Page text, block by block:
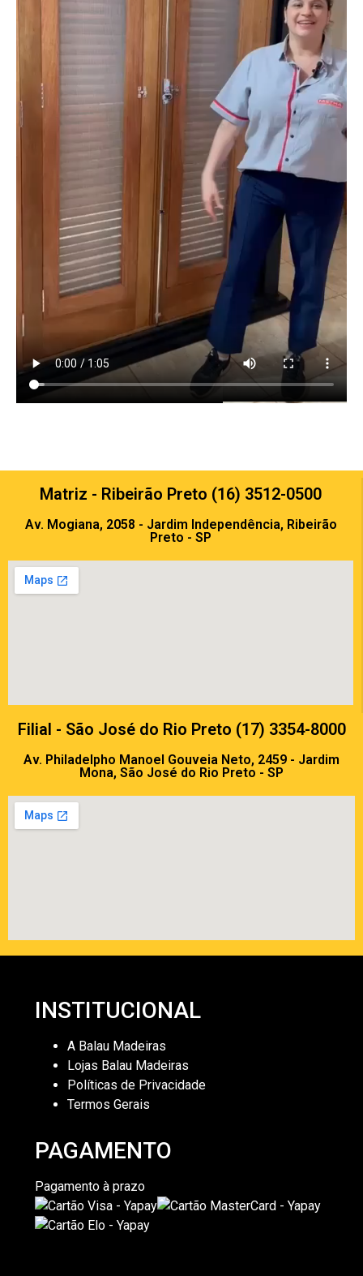
Matriz - Ribeirão Preto (16) 3512-0500
Av. Mogiana, 2058 - Jardim Independência, Ribeirão
Preto - SP
Filial - São José do Rio Preto (17) 3354-8000
Av. Philadelpho Manoel Gouveia Neto, 2459 - Jardim
Mona, São José do Rio Preto - SP
INSTITUCIONAL
A Balau Madeiras
Lojas Balau Madeiras
Políticas de Privacidade
Termos Gerais
PAGAMENTO
Pagamento à prazo